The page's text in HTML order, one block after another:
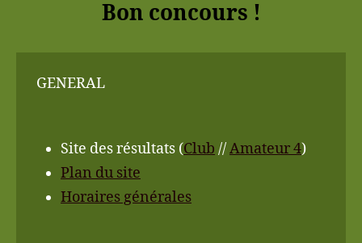
Bon concours !
GENERAL
Site des résultats (Club //Amateur 4)
Plan du site
Horaires générales